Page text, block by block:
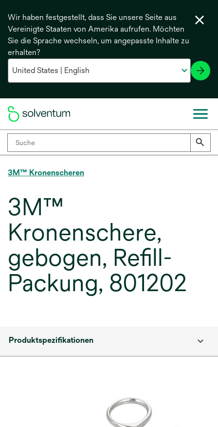
Wir haben festgestellt, dass Sie unsere Seite aus
Vereinigte Staaten von Amerika aufrufen. Möchten
Sie die Sprache wechseln, um angepasste Inhalte zu
erhalten?
3M™ Kronenscheren
3M™
Kronenschere,
gebogen, Refill-
Packung, 801202
Produktspezifikationen